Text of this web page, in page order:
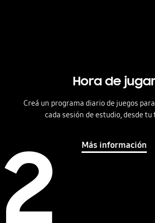
Hora de
Creá un programa diario de juegos
cada sesión de estudio, desde
Más información
2